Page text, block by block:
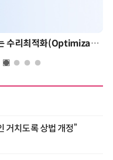
AI 시대의 의사결정을 바꾸는 수리최적화(Optimization): 실제 산업 적용 사례와 활용 전략
거치도록 상법 개정”